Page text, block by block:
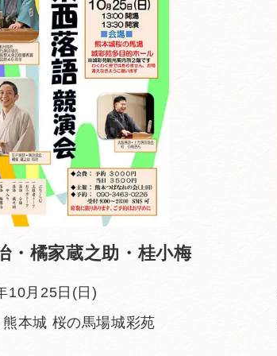
・橘家蔵之助・桂小梅
10月25日(日)
本城 桜の馬場城彩苑